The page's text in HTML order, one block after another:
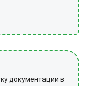
документации в